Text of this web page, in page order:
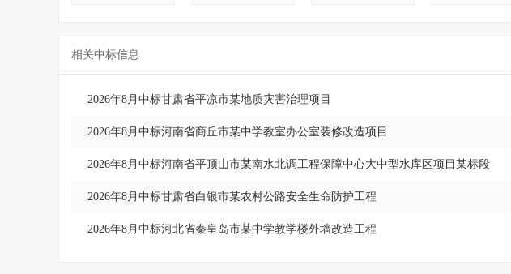
14
相关中标信息
2026年8月中标甘肃省平凉市某地质灾害治理项目
2026年8月中标河南省商丘市某中学教室办公室装修改造项目
2026年8月中标河南省平顶山市某南水北调工程保障中心大中型水库区项目某标段
2026年8月中标甘肃省白银市某农村公路安全生命防护工程
2026年8月中标河北省秦皇岛市某中学教学楼外墙改造工程